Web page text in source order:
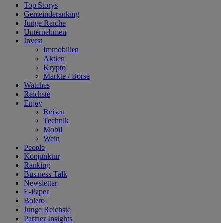
Top Storys
Gemeinderanking
Junge Reiche
Unternehmen
Invest
Immobilien
Aktien
Krypto
Märkte / Börse
Watches
Reichste
Enjoy
Reisen
Technik
Mobil
Wein
People
Konjunktur
Ranking
Business Talk
Newsletter
E-Paper
Bolero
Junge Reichste
Partner Insights